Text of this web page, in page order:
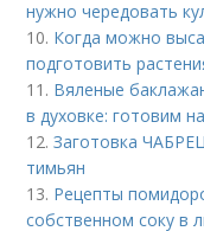
нужно чередовать
10. Когда можно
подготовить
11. Вяленые
в духовке: готовим
12.Заготовка
тимьян
13. Рецепты
собственном соку в